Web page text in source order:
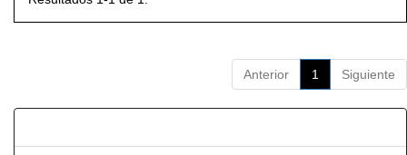
Anterior 1 Siguiente